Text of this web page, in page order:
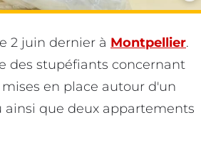
2 juin dernier à Montpellier.
des stupéfiants concernant
en place autour d'un
que deux appartements